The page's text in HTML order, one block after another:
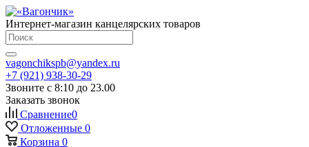
Интернет-магазин канцелярских товаров
vagonchikspb@yandex.ru
+7 (921) 938-30-29
Звоните с 8:10 до 23.00
Заказать звонок
Сравнение0
Отложенные 0
Корзина 0